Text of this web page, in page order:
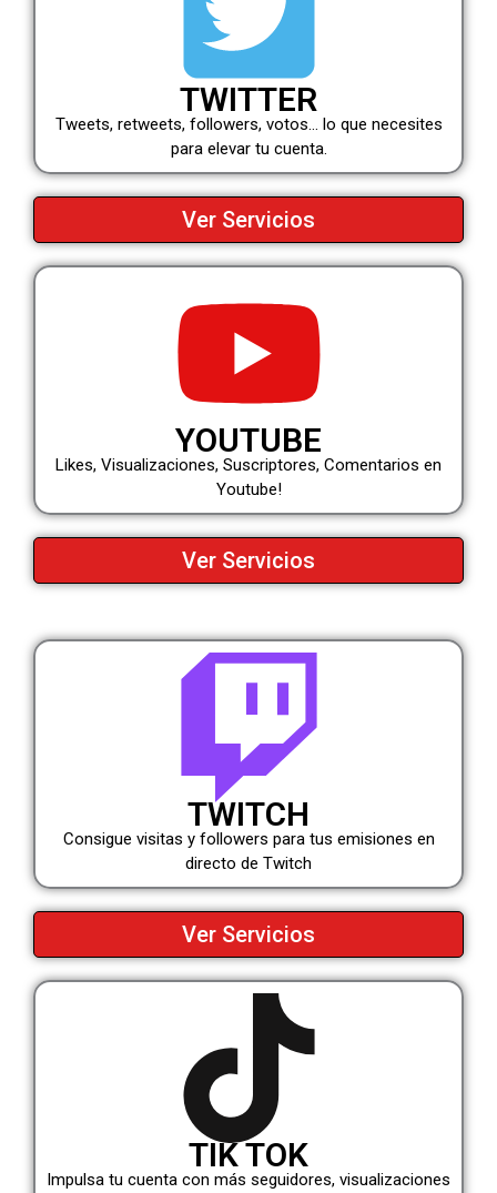
TWITTER
Tweets, retweets, followers, votos… lo que necesites
para elevar tu cuenta.
Ver Servicios
YOUTUBE
Likes, Visualizaciones, Suscriptores, Comentarios en
Youtube!
Ver Servicios
TWITCH
Consigue visitas y followers para tus emisiones en
directo de Twitch
Ver Servicios
TIK TOK
Impulsa tu cuenta con más seguidores, visualizaciones